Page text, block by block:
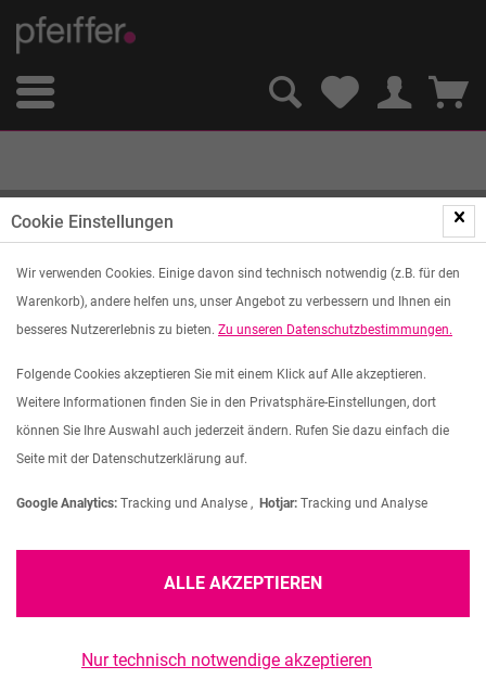
VIVARI VR 45 -
Cookie Einstellungen
Wir verwenden Cookies. Einige davon sind technisch notwendig (z.B. für den
Warenkorb), andere helfen uns, unser Angebot zu verbessern und Ihnen ein
besseres Nutzererlebnis zu bieten. Zu unseren Datenschutzbestimmungen.
Folgende Cookies akzeptieren Sie mit einem Klick auf Alle akzeptieren.
Weitere Informationen finden Sie in den Privatsphäre-Einstellungen, dort
können Sie Ihre Auswahl auch jederzeit ändern. Rufen Sie dazu einfach die
Seite mit der Datenschutzerklärung auf.
Google Analytics: Tracking und Analyse , Hotjar: Tracking und Analyse
Nur technisch notwendige akzeptieren
ALLE AKZEPTIEREN